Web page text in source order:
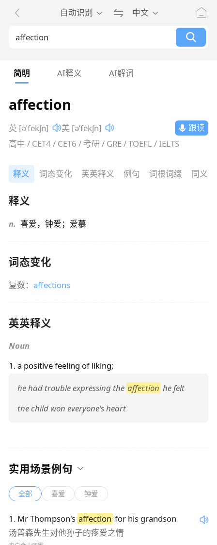
自动识别 中文
简明 AI释义 AI解词
affection
英 [əˈfekʃn] 美 [əˈfekʃn]
跟读
高中 / CET4 / CET6 / 考研 / GRE / TOEFL / IELTS
释义 词态变化 英英释义 例句 词根词缀 同义词
释义
n. 喜爱，钟爱；爱慕
词态变化
复数： affections
英英释义
Noun
1. a positive feeling of liking;
he had trouble expressing the affection he felt
the child won everyone's heart
实用场景例句
全部 喜爱 钟爱
1 . Mr Thompson's affection for his grandson
汤普森先生对他孙子的疼爱之情